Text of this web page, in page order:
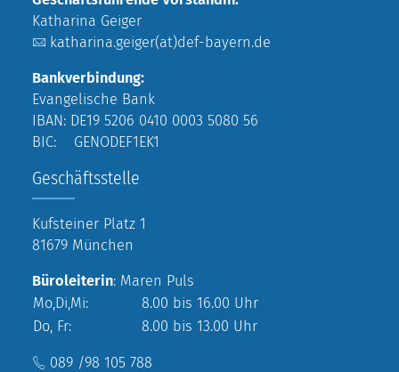
Katharina Geiger
katharina.geiger(at)def-bayern.de
Bankverbindung:
Evangelische Bank
IBAN: DE19 5206 0410 0003 5080 56
BIC: GENODEF1EK1
Geschäftsstelle
Kufsteiner Platz 1
81679 München
Büroleiterin: Maren Puls
Mo,Di,Mi:
8.00 bis 16.00 Uhr
Do, Fr:
8.00 bis 13.00 Uhr
089 /98 105 788